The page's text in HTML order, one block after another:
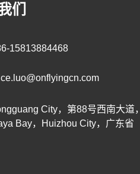
们
15813884468
City，第88号西南大道，
Bay，Huizhou City，广东省